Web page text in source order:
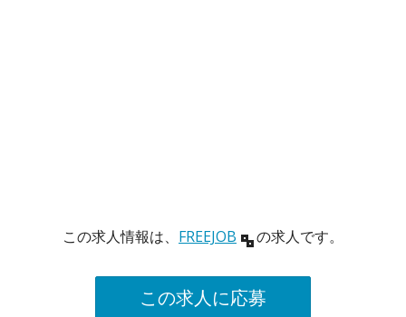
この求人情報は、 FREEJOB の求人です。
この求人に応募